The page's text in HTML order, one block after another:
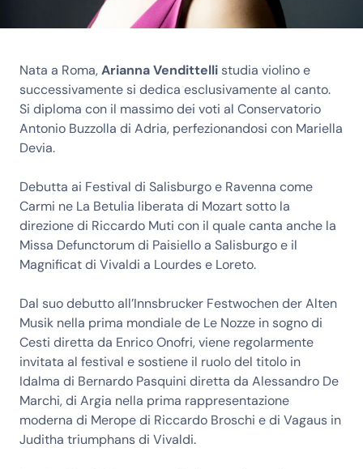
Nata a Roma,Arianna Vendittelli studia violino e
successivamente si dedica esclusivamente al canto.
Si diploma con il massimo dei voti al Conservatorio
Antonio Buzzolla di Adria, perfezionandosi con Mariella
Devia.
Debutta ai Festival di Salisburgo e Ravenna come
Carmi ne La Betulia liberata di Mozart sotto la
direzione di Riccardo Muti con il quale canta anche la
Missa Defunctorum di Paisiello a Salisburgo e il
Magnificat di Vivaldi a Lourdes e Loreto.
Dal suo debutto all’Innsbrucker Festwochen der Alten
Musik nella prima mondiale de Le Nozze in sogno di
Cesti diretta da Enrico Onofri, viene regolarmente
invitata al festival e sostiene il ruolo del titolo in
Idalma di Bernardo Pasquini diretta da Alessandro De
Marchi, di Argia nella prima rappresentazione
moderna di Merope di Riccardo Broschi e di Vagaus in
Juditha triumphans di Vivaldi.